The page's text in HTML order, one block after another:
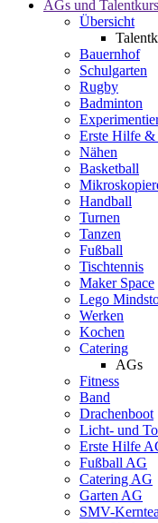
AGs und
Übersicht
Bauernhof
Schulgarten
Rugby
Badminton
Erste Hilfe &
Nähen
Basketball
Handball
Turnen
Tanzen
Fußball
Tischtennis
Maker Space
Lego
Werken
Kochen
Catering
AGs
Fitness
Band
Drachenboot
Licht- und
Erste Hilfe
Fußball AG
Catering AG
Garten AG
SMV-